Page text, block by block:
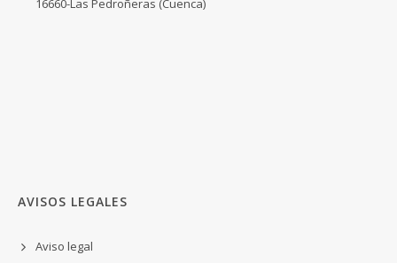
16660-Las Pedroñeras (Cuenca)
AVISOS LEGALES
Aviso legal